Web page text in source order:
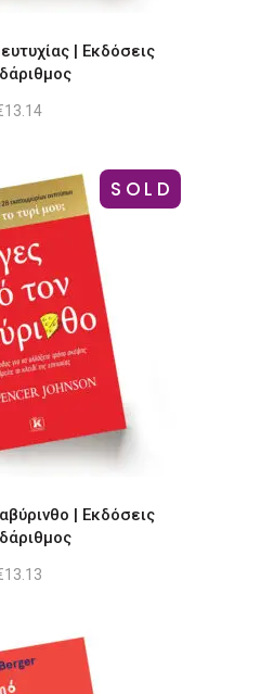
| Εκδόσεις
13.14
SOLD
| Εκδόσεις
13.13